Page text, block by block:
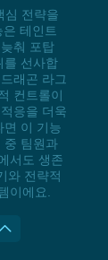
심 전략을
테인트
춰 포탑
를 선사합
래곤 라그
컨트롤이
응을 더욱
면 이 기능
중 팀원과
서도 생존
와 전략적
이에요.